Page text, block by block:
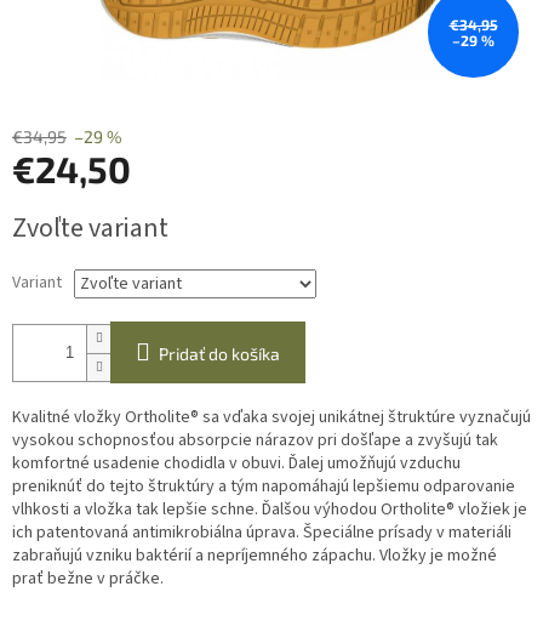
€34,95
–29 %
€34,95 –29 %
€24,50
cena:
Zvoľte variant
Variant
Pridať do košíka
Kvalitné vložky Ortholite® sa vďaka svojej unikátnej štruktúre vyznačujú
vysokou schopnosťou absorpcie nárazov pri došľape a zvyšujú tak
komfortné usadenie chodidla v obuvi. Ďalej umožňujú vzduchu
preniknúť do tejto štruktúry a tým napomáhajú lepšiemu odparovanie
vlhkosti a vložka tak lepšie schne. Ďalšou výhodou Ortholite® vložiek je
ich patentovaná antimikrobiálna úprava. Špeciálne prísady v materiáli
zabraňujú vzniku baktérií a nepríjemného zápachu. Vložky je možné
prať bežne v práčke.